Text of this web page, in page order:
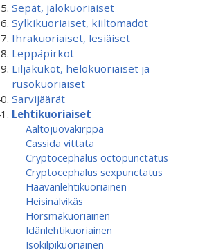
Sepät, jalokuoriaiset
Sylkikuoriaiset, kiiltomadot
Ihrakuoriaiset, lesiäiset
Leppäpirkot
Liljakukot, helokuoriaiset ja
rusokuoriaiset
Sarvijäärät
Lehtikuoriaiset
Aaltojuovakirppa
Cassida vittata
Cryptocephalus octopunctatus
Cryptocephalus sexpunctatus
Haavanlehtikuoriainen
Heisinälvikäs
Horsmakuoriainen
Idänlehtikuoriainen
Isokilpikuoriainen